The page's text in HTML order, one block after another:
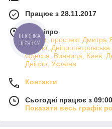
Працює з 28.11.2017
м. Дніпро
Атріум, проспект Дмитра
Дніпро,
Одесса, Винница, Киев,
Дніпро, Україна
Контакти
Сьогодні працює з
Показати весь графік
КНОПКА
ЗВ'ЯЗКУ